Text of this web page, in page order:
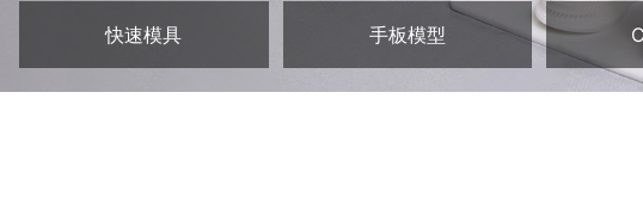
快速模具 手板模型